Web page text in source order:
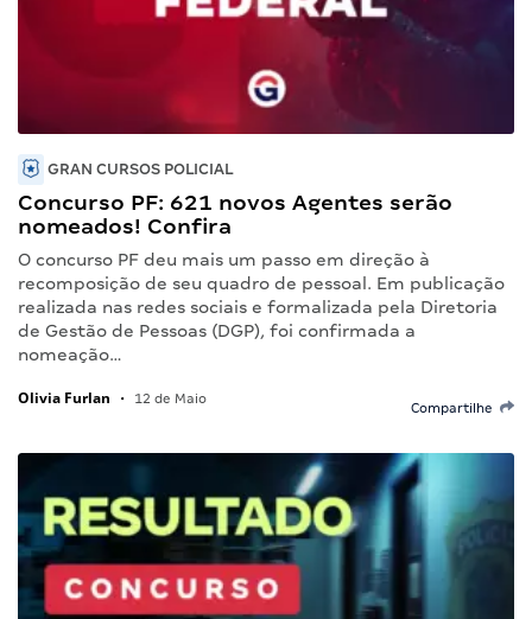
GRAN CURSOS POLICIAL
Concurso PF: 621 novos Agentes serão
nomeados! Confira
O concurso PF deu mais um passo em direção à
recomposição de seu quadro de pessoal. Em publicação
realizada nas redes sociais e formalizada pela Diretoria
de Gestão de Pessoas (DGP), foi confirmada a
nomeação…
Olivia Furlan • 12 de Maio
Compartilhe